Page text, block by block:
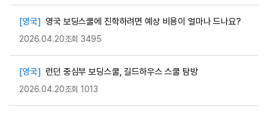
[영국] 영국 보딩스쿨에 진학하려면 예상 비용이 얼마나 드나요?
2026.04.20조회 3495
[영국] 런던 중심부 보딩스쿨, 길드하우스 스쿨 탐방
2026.04.20조회 1013